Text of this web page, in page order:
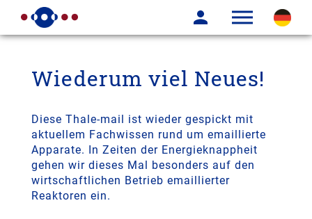
Wiederum viel Neues!
Diese Thale-mail ist wieder gespickt mit
aktuellem Fachwissen rund um emaillierte
Apparate. In Zeiten der Energieknappheit
gehen wir dieses Mal besonders auf den
wirtschaftlichen Betrieb emaillierter
Reaktoren ein.